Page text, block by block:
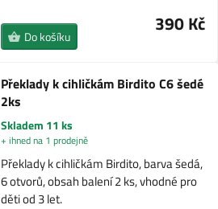
390 Kč
Do košíku
Překlady k cihličkám Birdito C6 šedé
2ks
Skladem 11 ks
+ ihned na 1 prodejně
Překlady k cihličkám Birdito, barva šedá,
6 otvorů, obsah balení 2 ks, vhodné pro
děti od 3 let.